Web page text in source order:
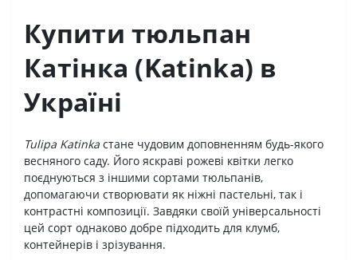
Купити тюльпан
Катінка (Katinka) в
Україні
Tulipa Katinka стане чудовим доповненням будь-якого
весняного саду. Його яскраві рожеві квітки легко
поєднуються з іншими сортами тюльпанів,
допомагаючи створювати як ніжні пастельні, так і
контрастні композиції. Завдяки своїй універсальності
цей сорт однаково добре підходить для клумб,
контейнерів і зрізування.